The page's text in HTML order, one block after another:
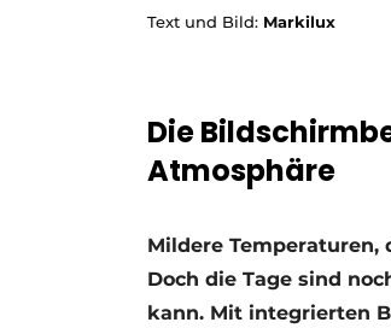
Text und Bild: Markilux
Die
Atmosphäre
Mildere
Doch die Tage sind
kann. Mit integrierten